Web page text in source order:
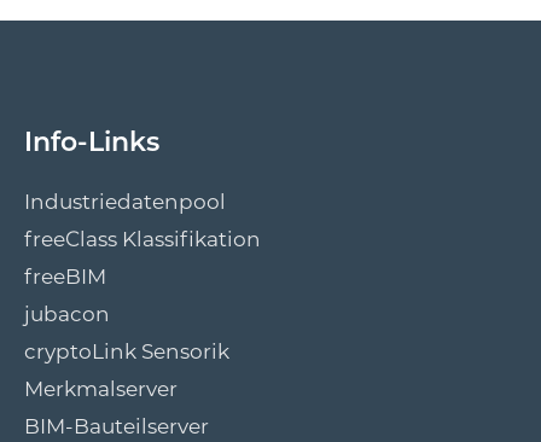
Info-Links
Industriedatenpool
freeClass Klassifikation
freeBIM
jubacon
cryptoLink Sensorik
Merkmalserver
BIM-Bauteilserver